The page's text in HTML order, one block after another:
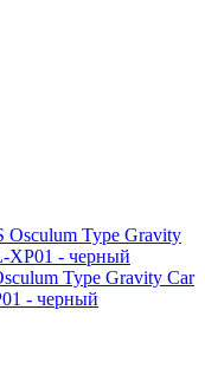
Type Gravity Car
- черный